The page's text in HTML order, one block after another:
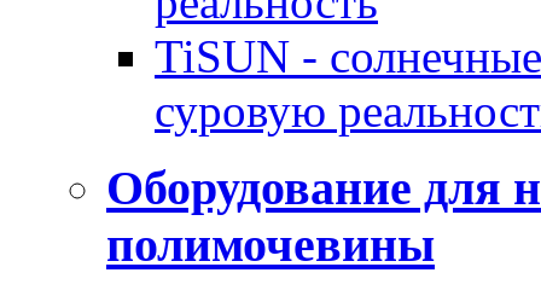
TiSUN -
суровую
Оборудование
полимочевины